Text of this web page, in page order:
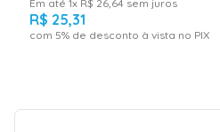
Comprimento para frete:17,00
Em até 1x R$ 26 64 sem juros
R$ 25,31
com 5% de desconto à vista no PIX